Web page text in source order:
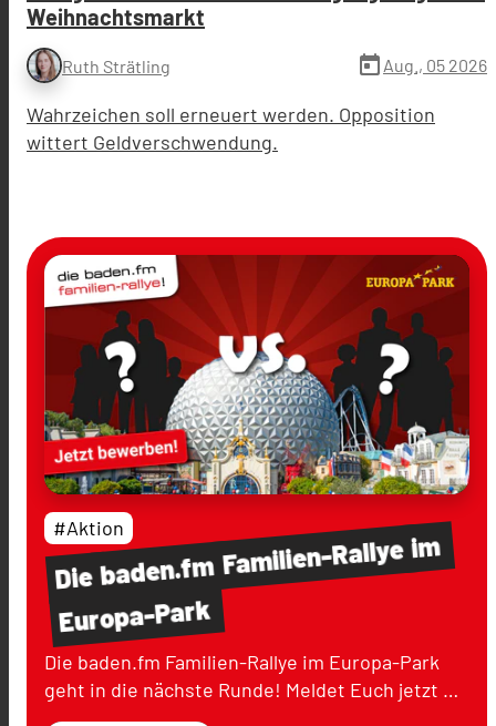
Weihnachtsmarkt
Ruth Strätling today Aug., 05 2026
Wahrzeichen soll erneuert werden. Opposition
wittert Geldverschwendung.
Diebaden.fmFamilien-Rallyeim
Europa-Park
#Aktion
Die baden.fm Familien-Rallye im Europa-Park
geht in die nächste Runde! Meldet Euch jetzt …